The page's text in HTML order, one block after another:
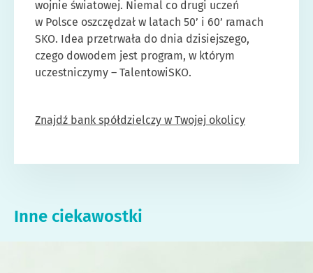
wojnie światowej. Niemal co drugi uczeń
w Polsce oszczędzał w latach 50’ i 60’ ramach
SKO. Idea przetrwała do dnia dzisiejszego,
czego dowodem jest program, w którym
uczestniczymy – TalentowiSKO.
Znajdź bank spółdzielczy w Twojej okolicy
Inne ciekawostki